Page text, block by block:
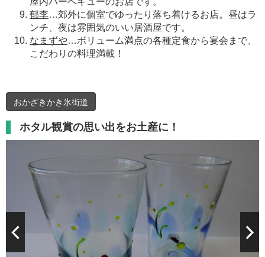
郁李…郊外に個室でゆったり落ち着けるお店。昼はラ
ンチ、夜は雰囲気のいい居酒屋です。
なまずや…ボリューム満点の各種定食から宴会まで、
こだわりの料理満載！
おかざきかき氷街道
ホタル観賞の思い出をお土産に！